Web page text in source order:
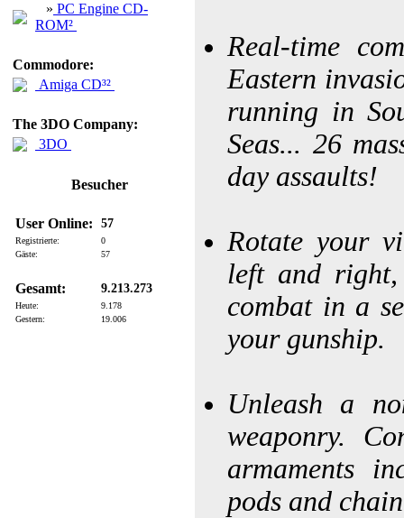
» PC Engine CD-
ROM²
Commodore:
Amiga CD³²
The 3DO Company:
3DO
Besucher
User Online: 57
Registrierte:
0
Gäste:
57
Gesamt: 9.213.273
Heute:
9.178
Gestern:
19.006
Real-time
Eastern
running in
Seas... 26
day assaults!
Rotate your
left and right,
combat in a
your gunship.
Unleash a
weaponry.
armaments
pods and